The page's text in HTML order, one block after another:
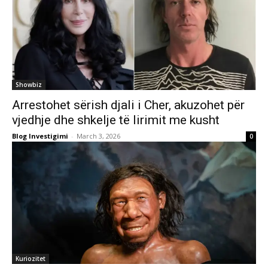
Showbiz
Arrestohet sërish djali i Cher, akuzohet për
vjedhje dhe shkelje të lirimit me kusht
Blog Investigimi - March 3, 2026 0
Kuriozitet